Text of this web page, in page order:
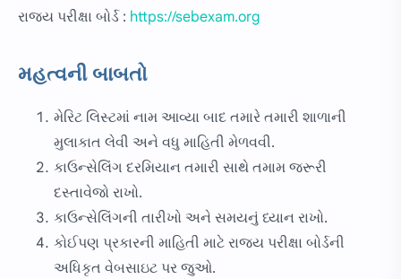
રાજ્ય પરીક્ષા બોર્ડ : https://sebexam.org
મહત્વની બાબતો
મેરિટ લિસ્ટમાં નામ આવ્યા બાદ તમારે તમારી શાળાની
મુલાકાત લેવી અને વધુ માહિતી મેળવવી.
કાઉન્સેલિંગ દરમિયાન તમારી સાથે તમામ જરૂરી
દસ્તાવેજો રાખો.
કાઉન્સેલિંગની તારીખો અને સમયનું ધ્યાન રાખો.
કોઈપણ પ્રકારની માહિતી માટે રાજ્ય પરીક્ષા બોર્ડની
અધિકૃત વેબસાઇટ પર જુઓ.